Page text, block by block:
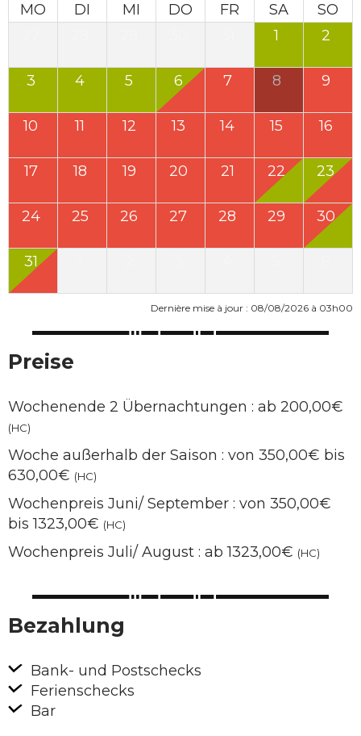
MO DI MI DO FR SA
SO
1 2
3 4 5 6 7 8 9
10 11 12 13 14 15 16
17 18 19 20 21 22 23
24 25 26 27 28 29 30
31
Dernière mise à jour : 08/08/2026 à 03h00
Preise
Wochenende 2 Übernachtungen : ab 200,00€
(HC)
Woche außerhalb der Saison : von 350,00€ bis
630,00€ (HC)
Wochenpreis Juni/ September : von 350,00€
bis 1323,00€ (HC)
Wochenpreis Juli/ August : ab 1323,00€ (HC)
Bezahlung
Bank- und Postschecks
Ferienschecks
Bar